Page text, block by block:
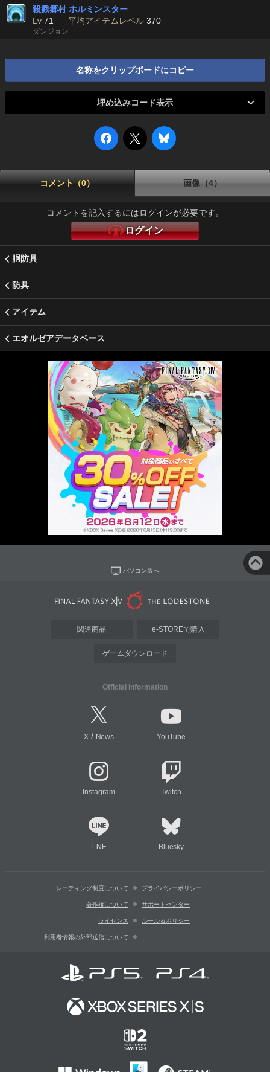
殺戮郷村 ホルミンスター
Lv 71 平均アイテムレベル 370
ダンジョン
名称をクリップボードにコピー
埋め込みコード表示
コメント（0） 画像（4）
コメントを記入するにはログインが必要です。
ログイン
胴防具
防具
アイテム
エオルゼアデータベース
パソコン版へ
関連商品 e-STOREで購入
ゲームダウンロード
Official Information
X/ News YouTube
Instagram Twitch
LINE Bluesky
レーティング制度について プライバシーポリシー
著作権について サポートセンター
ライセンス ルール＆ポリシー
利用者情報の外部送信について